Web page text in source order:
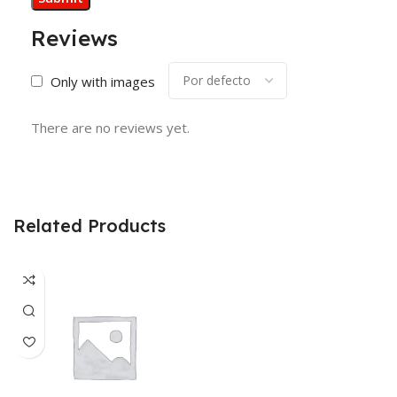
Reviews
Only with images
There are no reviews yet.
Related Products